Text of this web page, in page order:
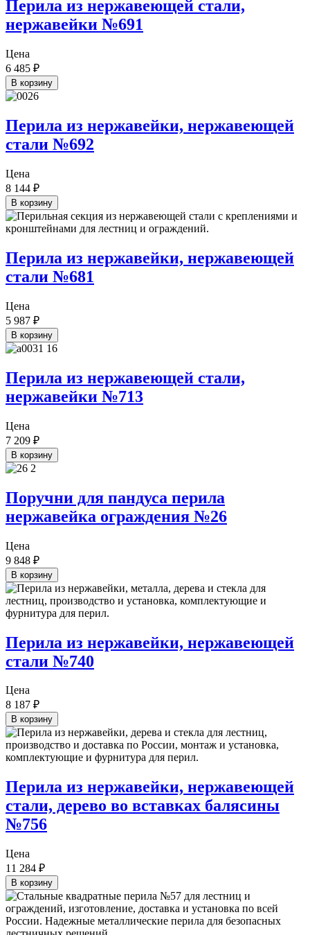
Перила из нержавеющей стали,
нержавейки №691
Цена
6 485 ₽
В корзину
Перила из нержавейки, нержавеющей
стали №692
Цена
8 144 ₽
В корзину
Перила из нержавейки, нержавеющей
стали №681
Цена
5 987 ₽
В корзину
Перила из нержавеющей стали,
нержавейки №713
Цена
7 209 ₽
В корзину
Поручни для пандуса перила
нержавейка ограждения №26
Цена
9 848 ₽
В корзину
Перила из нержавейки, нержавеющей
стали №740
Цена
8 187 ₽
В корзину
Перила из нержавейки, нержавеющей
стали, дерево во вставках балясины
№756
Цена
11 284 ₽
В корзину